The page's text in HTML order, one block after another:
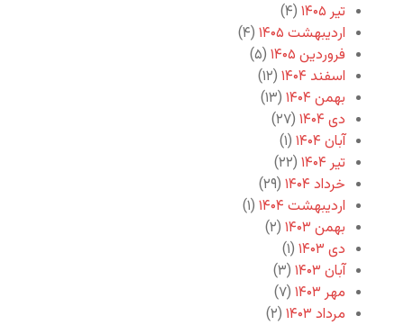
تیر ۱۴۰۵
(۴)
اردیبهشت ۱۴۰۵
(۴)
فروردین ۱۴۰۵
(۵)
اسفند ۱۴۰۴
(۱۲)
بهمن ۱۴۰۴
(۱۳)
دی ۱۴۰۴
(۲۷)
آبان ۱۴۰۴
(۱)
تیر ۱۴۰۴
(۲۲)
خرداد ۱۴۰۴
(۲۹)
اردیبهشت ۱۴۰۴
(۱)
بهمن ۱۴۰۳
(۲)
دی ۱۴۰۳
(۱)
آبان ۱۴۰۳
(۳)
مهر ۱۴۰۳
(۷)
مرداد ۱۴۰۳
(۲)